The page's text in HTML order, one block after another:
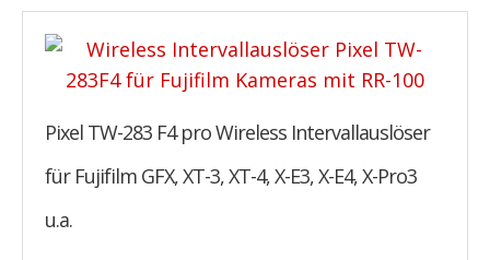
Pixel TW-283 F4 pro Wireless Intervallauslöser
für Fujifilm GFX, XT-3, XT-4, X-E3, X-E4, X-Pro3
u.a.